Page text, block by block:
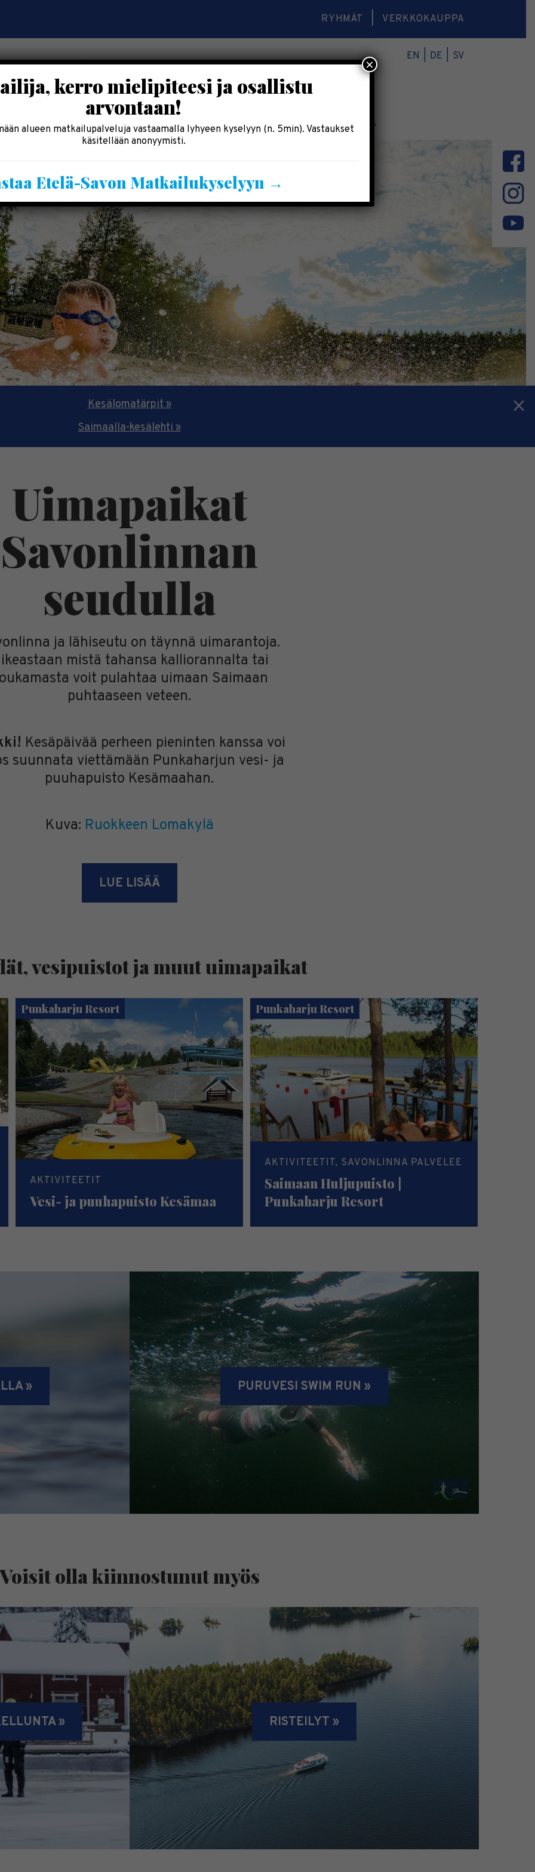
RYHMÄT VERKKOKAUPPA
EN DE SV
SYÖ & SHOPPAILE MAJOITU INFO VERKKOKAUPPA
Kesälomatärpit »
Saimaalla-kesälehti »
Uimapaikat
Savonlinnan
seudulla
ja lähiseutu on täynnä uimarantoja.
mistä tahansa kalliorannalta tai
voit pulahtaa uimaan Saimaan
puhtaaseen veteen.
Kesäpäivää perheen pieninten kanssa voi
suunnata viettämään Punkaharjun vesi- ja
puuhapuisto Kesämaahan.
Kuva: Ruokkeen Lomakylä
LUE LISÄÄ
vesipuistot ja muut uimapaikat
Punkaharju Resort
AKTIVITEETIT
Vesi- ja puuhapuisto Kesämaa
Punkaharju Resort
AKTIVITEETIT, SAVONLINNA PALVELEE
Saimaan Huljupuisto |
Punkaharju Resort
» PURUVESI SWIM RUN »
Voisit olla kiinnostunut myös
» RISTEILYT »
kerro mielipiteesi ja osallistu
arvontaan!
alueen matkailupalveluja vastaamalla lyhyeen kyselyyn (n. 5min). Vastaukset
käsitellään anonyymisti.
Etelä-Savon Matkailukyselyyn →
×